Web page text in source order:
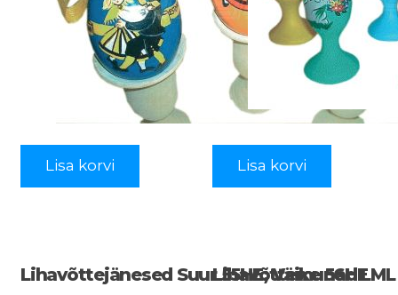
Lisa korvi Lisa korvi
Lihavõttejänesed Suur 55HE; Väike 56HE
Lihavõttemunad LML